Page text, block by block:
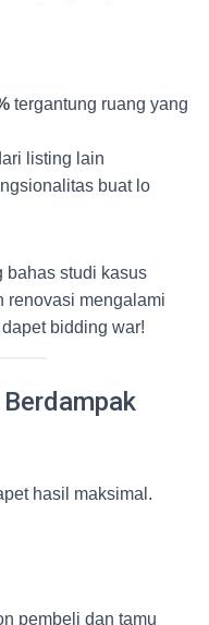
tergantung ruang yang
listing lain
buat lo
bahas studi kasus
renovasi mengalami
bidding war!
hasil maksimal.
pembeli dan tamu